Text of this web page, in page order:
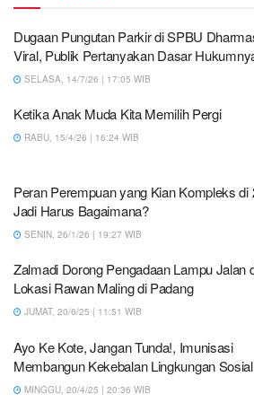
Dugaan Pungutan Parkir di SPBU
Viral, Publik Pertanyakan Dasar
SELASA, 14/7/26 | 17:05 WIB
Ketika Anak Muda Kita Memilih Pergi
RABU, 15/4/26 | 16:24 WIB
Peran Perempuan yang Kian Kompleks di
Jadi Harus Bagaimana?
SENIN, 26/1/26 | 19:27 WIB
Zalmadi Dorong Pengadaan Lampu Jalan
Lokasi Rawan Maling di Padang
JUMAT, 20/6/25 | 11:51 WIB
Ayo Ke Kote, Jangan Tunda!, Imunisasi
Membangun Kekebalan Lingkungan Sosial
MINGGU, 20/4/25 | 20:36 WIB